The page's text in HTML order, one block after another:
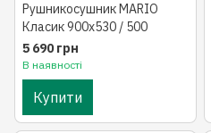
Рушникосушник MARIO
Класик 900х530 / 500
5 690 грн
В наявності
Купити